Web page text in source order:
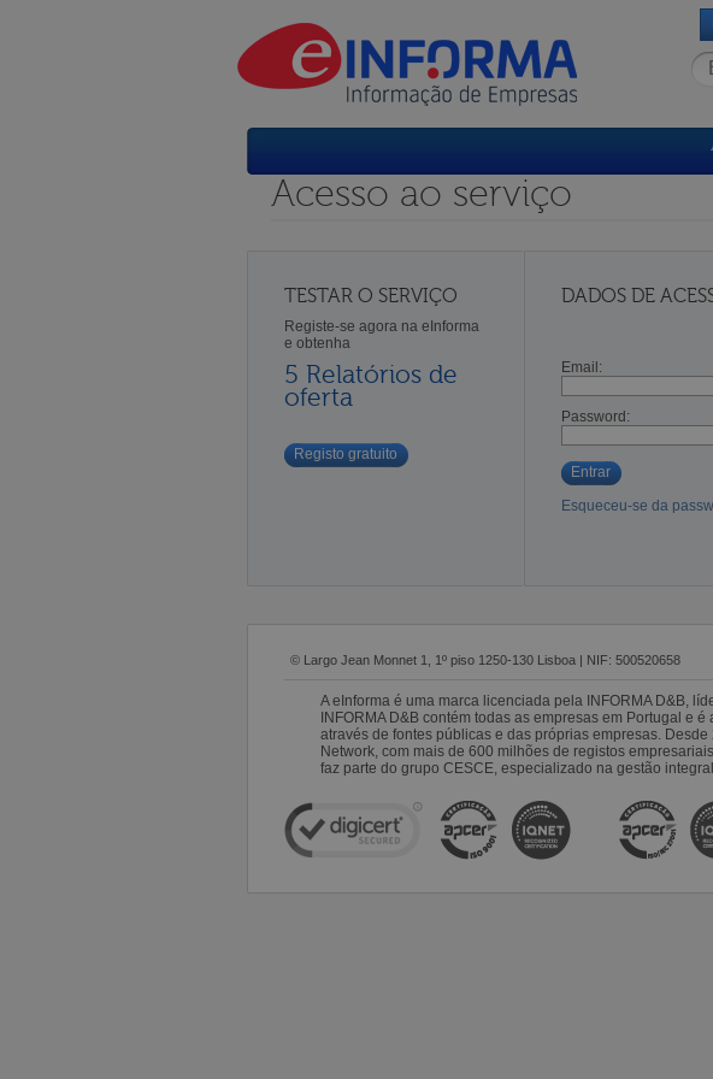
Acesso ao serviço
TESTAR O SERVIÇO
Registe-se agora na eInforma
e obtenha
5 Relatórios de
oferta
Registo gratuito
DADOS DE
Email:
Password:
Entrar
Esqueceu-se da
© Largo Jean Monnet 1, 1º piso 1250-130 Lisboa | NIF: 500520658
A eInforma é uma marca licenciada pela INFORMA D&B,
INFORMA D&B contém todas as empresas em Portugal
através de fontes públicas e das próprias empresas.
Network, com mais de 600 milhões de registos
faz parte do grupo CESCE, especializado na gestão